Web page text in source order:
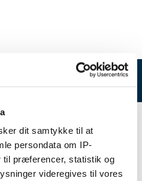
dit samtykke til at
persondata om IP-
til præferencer, statistik og
videregives til vores